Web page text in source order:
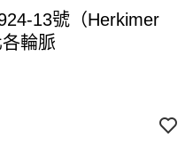
13號（Herkimer
輪脈